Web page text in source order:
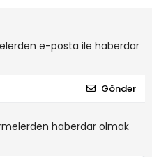
e-posta ile haberdar
Gönder
haberdar olmak